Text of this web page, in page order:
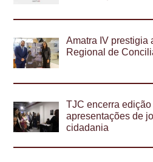
Amatra IV prestigia
Regional de
TJC encerra
apresentações de
cidadania